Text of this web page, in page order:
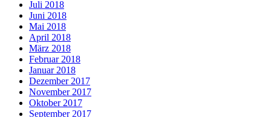
Juli 2018
Juni 2018
Mai 2018
April 2018
März 2018
Februar 2018
Januar 2018
Dezember 2017
November 2017
Oktober 2017
September 2017